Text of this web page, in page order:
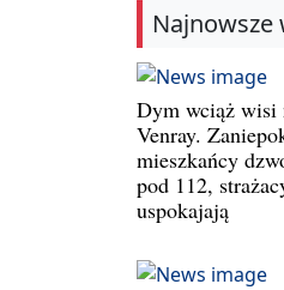
Dym wciąż wisi
Venray.
mieszkańcy
pod 112,
uspokajają